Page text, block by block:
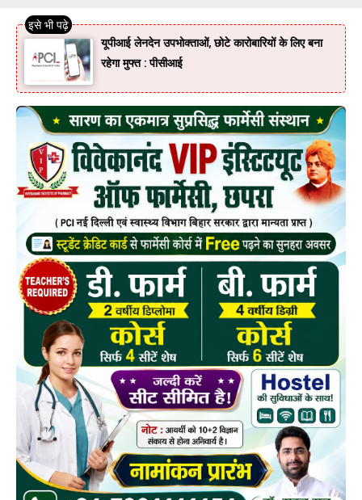
यूपीआई लेनदेन उपभोक्ताओं, छोटे कारोबारियों के लिए बना
रहेगा मुफ्त : पीसीआई